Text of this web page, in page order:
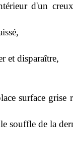
d'un
et disparaître,
surface grise
souffle de la